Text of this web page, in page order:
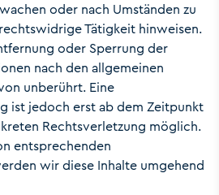
oder nach Umständen zu
Tätigkeit hinweisen.
oder Sperrung der
nach den allgemeinen
unberührt. Eine
ist jedoch erst ab dem Zeitpunkt
Rechtsverletzung möglich.
entsprechenden
wir diese Inhalte umgehend